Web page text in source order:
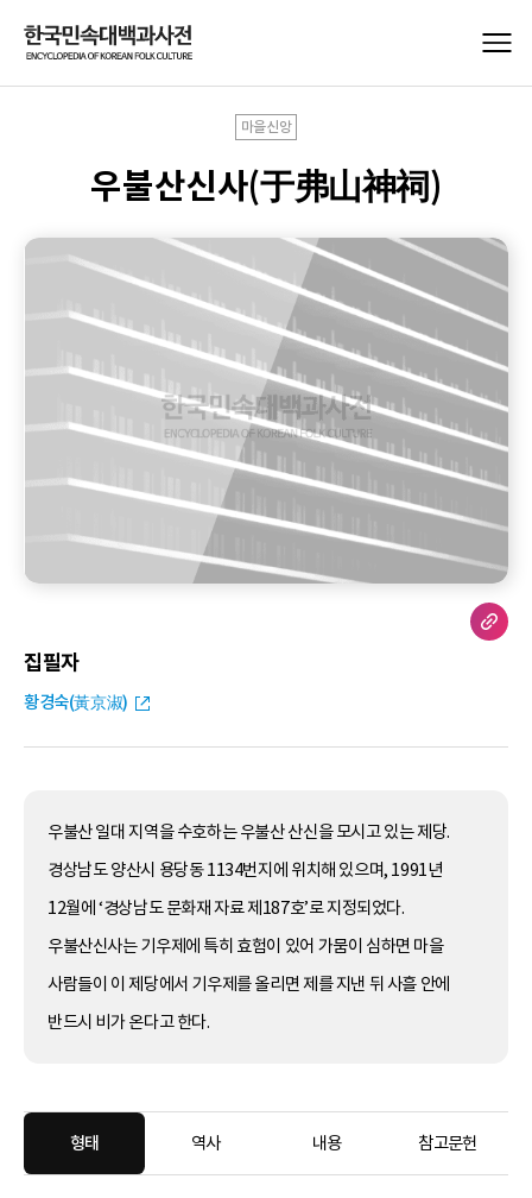
마을신앙
우불산신사(于弗山神祠)
집필자
황경숙(黃京淑)
우불산 일대 지역을 수호하는 우불산 산신을 모시고 있는 제당.
경상남도 양산시 용당동 1134번지에 위치해 있으며, 1991년
12월에 ‘경상남도 문화재 자료 제187호’로 지정되었다.
우불산신사는 기우제에 특히 효험이 있어 가뭄이 심하면 마을
사람들이 이 제당에서 기우제를 올리면 제를 지낸 뒤 사흘 안에
반드시 비가 온다고 한다.
형태 역사 내용 참고문헌